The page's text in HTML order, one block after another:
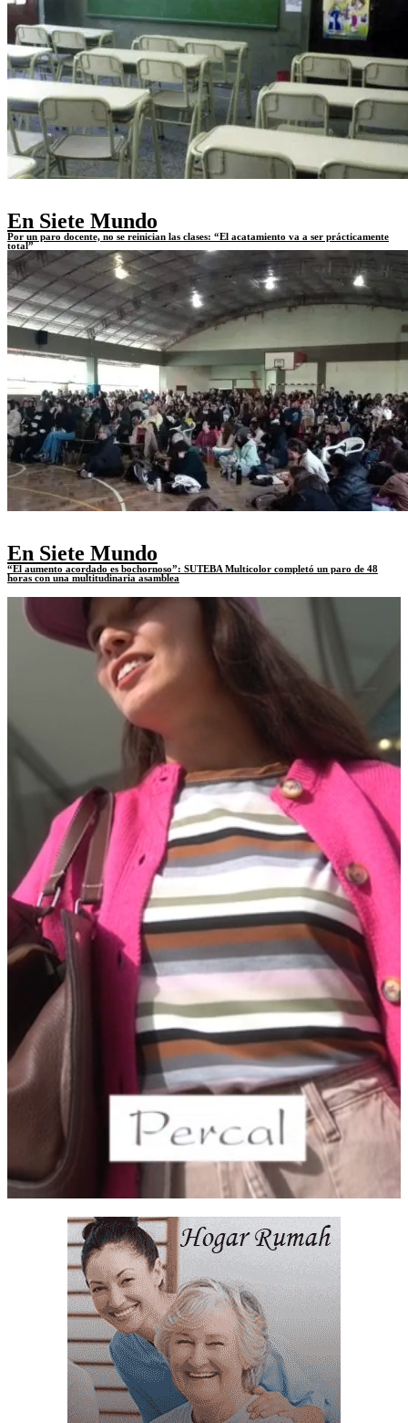
En Siete Mundo
Por un paro docente, no se reinician las clases: “El acatamiento va a ser prácticamente
total”
En Siete Mundo
“El aumento acordado es bochornoso”: SUTEBA Multicolor completó un paro de 48
horas con una multitudinaria asamblea